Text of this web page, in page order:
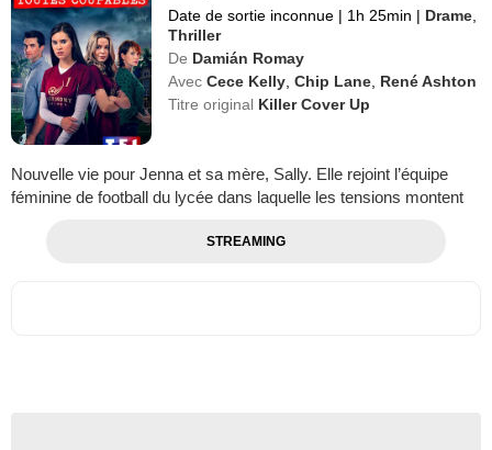
Date de sortie inconnue | 1h 25min | Drame
Thriller
De Damián Romay
Avec Cece Kelly ,Chip Lane René Ashton
Titre original Killer Cover Up
Nouvelle vie pour Jenna et sa mère, Sally. Elle rejoint l’équipe
féminine de football du lycée dans laquelle les tensions montent
STREAMING